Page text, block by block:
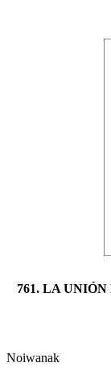
761. LA
Noiwanak